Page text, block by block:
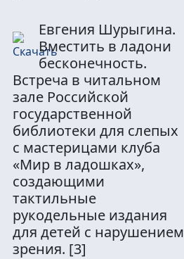
Евгения Шурыгина.
Вместить в ладони
бесконечность.
Встреча в читальном
зале Российской
государственной
библиотеки для слепых
с мастерицами клуба
«Мир в ладошках»,
создающими
тактильные
рукодельные издания
для детей с нарушением
зрения. [3]